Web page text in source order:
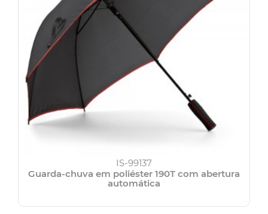
IS-99137
Guarda-chuva em poliéster 190T com abertura
automática